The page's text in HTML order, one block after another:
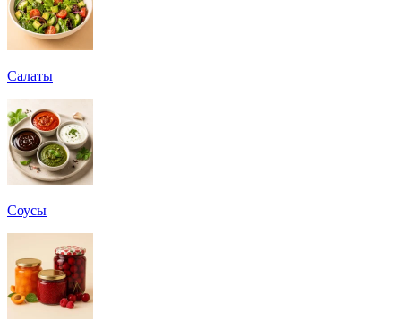
Салаты
Соусы